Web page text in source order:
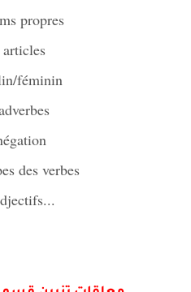
propres
féminin
des verbes
...Les adjectifs